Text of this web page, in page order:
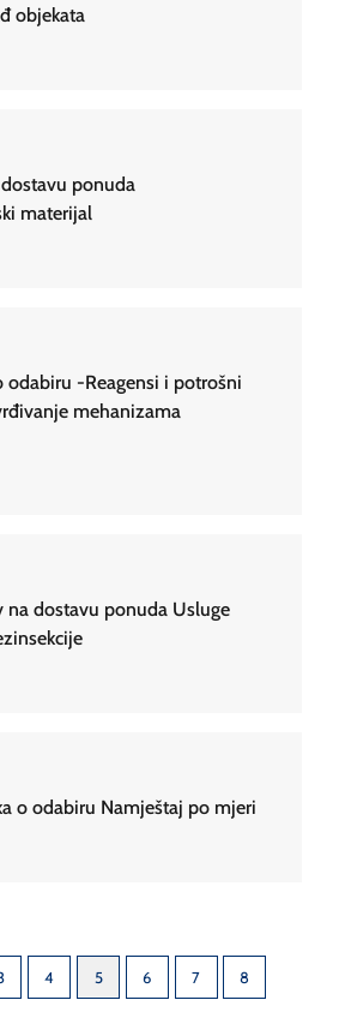
objekata
dostavu ponuda
materijal
odabiru -Reagensi i potrošni
mehanizama
na dostavu ponuda Usluge
o odabiru Namještaj po mjeri
4 5 6 7 8